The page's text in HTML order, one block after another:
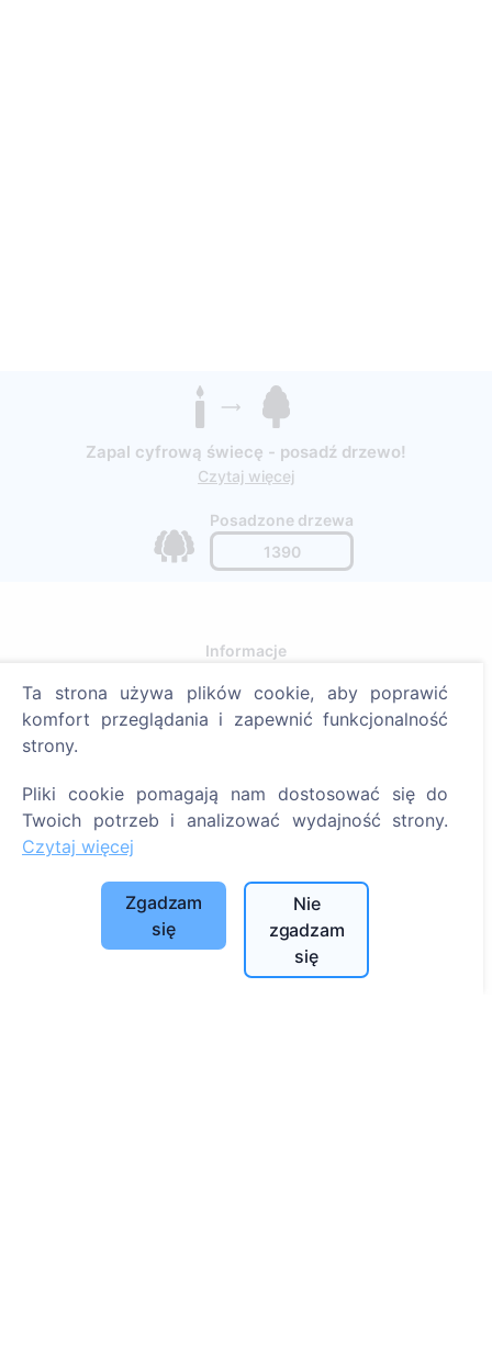
Zapal cyfrową świecę - posadź drzewo!
Czytaj więcej
Posadzone drzewa
1390
Informacje
O CEMETY
Najczęściej zadawane pytania
Lista gmin i użytkowników
Polityka prywatności
Ustawienia plików cookie
Szukaj
Ta strona używa plików cookie, aby poprawić
komfort przeglądania i zapewnić funkcjonalność
strony.
Pliki cookie pomagają nam dostosować się do
Twoich potrzeb i analizować wydajność strony.
Czytaj więcej
Zgadzam
się
Nie
zgadzam
się